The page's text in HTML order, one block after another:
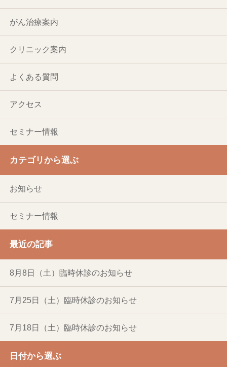
がん治療案内
クリニック案内
よくある質問
アクセス
セミナー情報
カテゴリから選ぶ
お知らせ
セミナー情報
最近の記事
8月8日（土）臨時休診のお知らせ
7月25日（土）臨時休診のお知らせ
7月18日（土）臨時休診のお知らせ
日付から選ぶ